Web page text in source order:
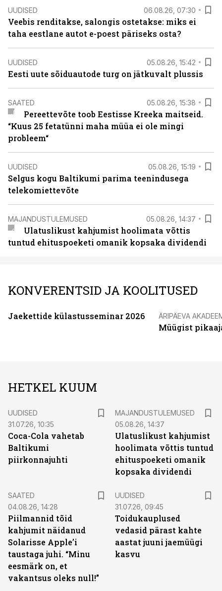
UUDISED 06.08.26, 07:30
Veebis renditakse, salongis ostetakse: miks ei
taha eestlane autot e-poest päriseks osta?
UUDISED 05.08.26, 15:42
Eesti uute sõiduautode turg on jätkuvalt plussis
SAATED 05.08.26, 15:38
Pereettevõte toob Eestisse Kreeka maitseid.
“Kuus 25 fetatünni maha müüa ei ole mingi
probleem“
UUDISED 05.08.26, 15:19
Selgus kogu Baltikumi parima teenindusega
telekomiettevõte
MAJANDUSTULEMUSED 05.08.26, 14:37
Ulatuslikust kahjumist hoolimata võttis
tuntud ehituspoeketi omanik kopsaka dividendi
KONVERENTSID JA KOOLITUSED
Jaekettide külastusseminar 2026 ÄRIPÄEVA
Müügist
HETKEL KUUM
UUDISED
31.07.26, 10:35
Coca-Cola vahetab
Baltikumi
piirkonnajuhti
MAJANDUSTULEMUSED
05.08.26, 14:37
Ulatuslikust kahjumist
hoolimata võttis tuntud
ehituspoeketi omanik
kopsaka dividendi
SAATED
04.08.26, 14:28
Piilmannid tõid
kahjumit näidanud
Solarisse Apple’i
taustaga juhi. “Minu
eesmärk on, et
vakantsus oleks null!”
UUDISED
31.07.26, 09:45
Toidukauplused
vedasid pärast kahte
aastat juuni jaemüügi
kasvu